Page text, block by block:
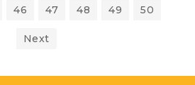
46 47 48 49 50
Next